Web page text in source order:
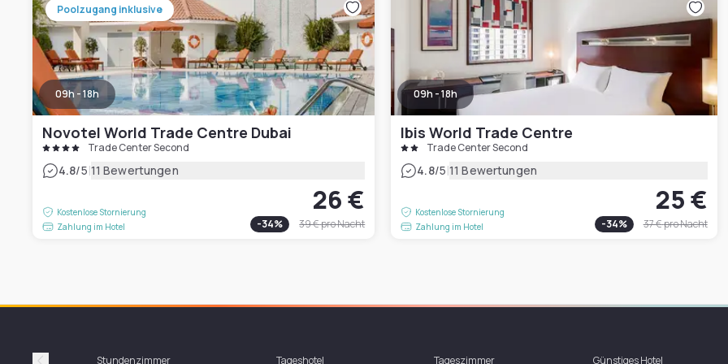
Poolzugang inklusive
09h - 18h
Novotel World Trade Centre Dubai
Trade Center Second
4.8/5|11 Bewertungen
Kostenlose Stornierung
Zahlung im Hotel
26 €
-34% 39 €pro Nacht
09h - 18h
Ibis World Trade Centre
Trade Center Second
4.8/5|11 Bewertungen
Kostenlose Stornierung
Zahlung im Hotel
25 €
-34% 37 €pro Nacht
Stundenzimmer Tageshotel Tageszimmer Günstiges Hotel